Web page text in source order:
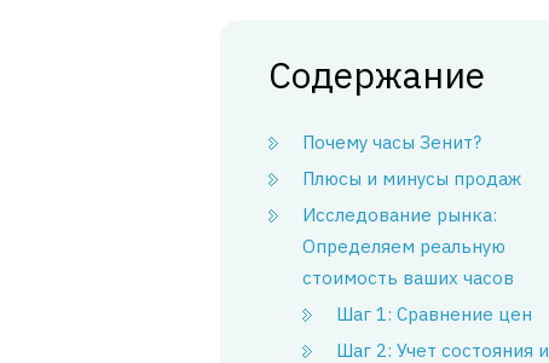
Содержание
Почему часы Зенит?
Плюсы и минусы продаж
Исследование рынка:
Определяем реальную
стоимость ваших часов
Шаг 1: Сравнение цен
Шаг 2: Учет состояния и